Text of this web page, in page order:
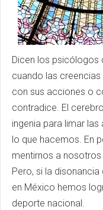
Dicen los psicólogos
cuando las
con sus acciones o
contradice. El
ingenia para limar
lo que hacemos. En
mentirnos a
Pero, si la
en México hemos
deporte nacional.